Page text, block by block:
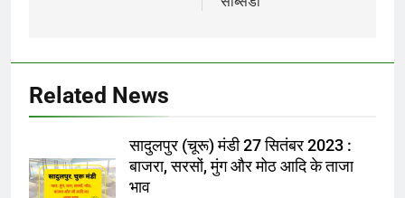
Related News
सादुलपुर (चूरू) मंडी 27 सितंबर 2023 :
बाजरा, सरसों, मुंग और मोठ आदि के ताजा
भाव